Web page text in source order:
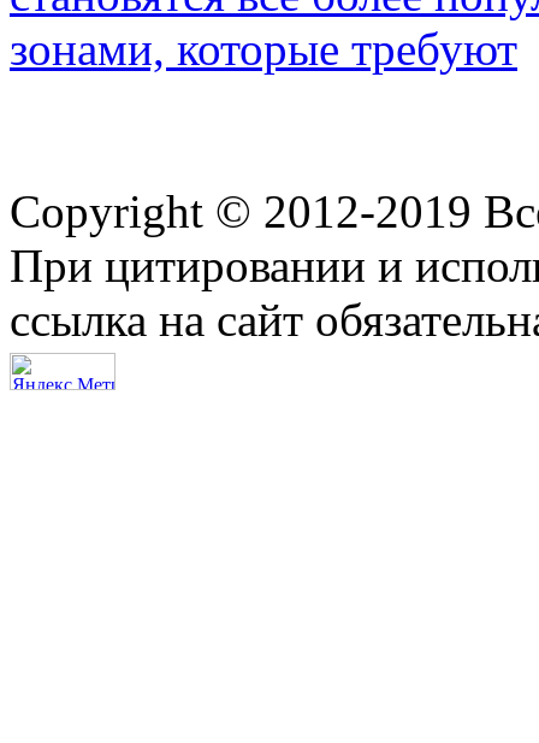
зонами, которые требуют
Copyright © 2012-2019
При цитировании и
ссылка на сайт